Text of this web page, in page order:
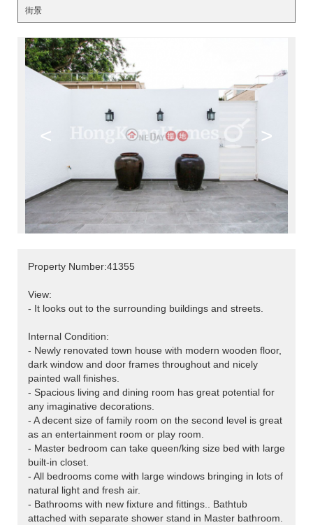
街景
< >
Property Number:41355
View:
- It looks out to the surrounding buildings and streets.
Internal Condition:
- Newly renovated town house with modern wooden floor,
dark window and door frames throughout and nicely
painted wall finishes.
- Spacious living and dining room has great potential for
any imaginative decorations.
- A decent size of family room on the second level is great
as an entertainment room or play room.
- Master bedroom can take queen/king size bed with large
built-in closet.
- All bedrooms come with large windows bringing in lots of
natural light and fresh air.
- Bathrooms with new fixture and fittings.. Bathtub
attached with separate shower stand in Master bathroom.